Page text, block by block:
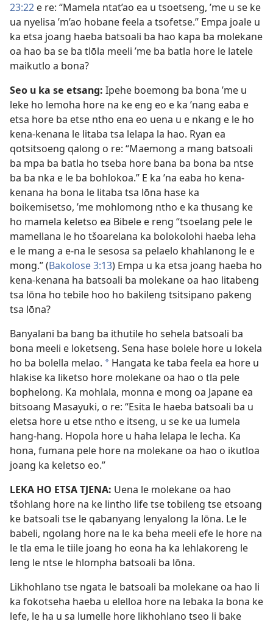
23:22 e re: “Mamela ntat’ao ea u tsoetseng, ’me u se ke
ua nyelisa ’m’ao hobane feela a tsofetse.” Empa joale u
ka etsa joang haeba batsoali ba hao kapa ba molekane
oa hao ba se ba tlōla meeli ’me ba batla hore le latele
maikutlo a bona?
Seo u ka se etsang: Ipehe boemong ba bona ’me u
leke ho lemoha hore na ke eng eo e ka ’nang eaba e
etsa hore ba etse ntho ena eo uena u e nkang e le ho
kena-kenana le litaba tsa lelapa la hao. Ryan ea
qotsitsoeng qalong o re: “Maemong a mang batsoali
ba mpa ba batla ho tseba hore bana ba bona ba ntse
ba ba nka e le ba bohlokoa.” E ka ’na eaba ho kena-
kenana ha bona le litaba tsa lōna hase ka
boikemisetso, ’me mohlomong ntho e ka thusang ke
ho mamela keletso ea Bibele e reng “tsoelang pele le
mamellana le ho tšoarelana ka bolokolohi haeba leha
e le mang a e-na le sesosa sa pelaelo khahlanong le e
mong.” (Bakolose 3:13) Empa u ka etsa joang haeba ho
kena-kenana ha batsoali ba molekane oa hao litabeng
tsa lōna ho tebile hoo ho bakileng tsitsipano pakeng
tsa lōna?
Banyalani ba bang ba ithutile ho sehela batsoali ba
bona meeli e loketseng. Sena hase bolele hore u lokela
ho ba bolella melao. * Hangata ke taba feela ea hore u
hlakise ka liketso hore molekane oa hao o tla pele
bophelong. Ka mohlala, monna e mong oa Japane ea
bitsoang Masayuki, o re: “Esita le haeba batsoali ba u
eletsa hore u etse ntho e itseng, u se ke ua lumela
hang-hang. Hopola hore u haha lelapa le lecha. Ka
hona, fumana pele hore na molekane oa hao o ikutloa
joang ka keletso eo.”
LEKA HO ETSA TJENA: Uena le molekane oa hao
tšohlang hore na ke lintho life tse tobileng tse etsoang
ke batsoali tse le qabanyang lenyalong la lōna. Le le
babeli, ngolang hore na le ka beha meeli efe le hore na
le tla ema le tiile joang ho eona ha ka lehlakoreng le
leng le ntse le hlompha batsoali ba lōna.
Likhohlano tse ngata le batsoali ba molekane oa hao li
ka fokotseha haeba u elelloa hore na lebaka la bona ke
lefe, le ha u sa lumelle hore likhohlano tseo li bake